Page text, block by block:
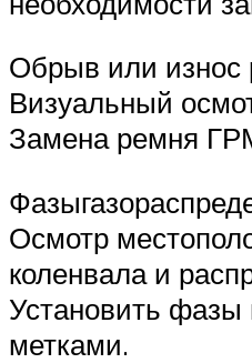
Обрыв или
Визуальный
Замена ремня
Осмотр
коленвала и
Установить фазы
метками.